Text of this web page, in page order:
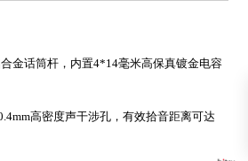
金话筒杆，内置4*14毫米高保真镀金电容
高密度声干涉孔，有效拾音距离可达